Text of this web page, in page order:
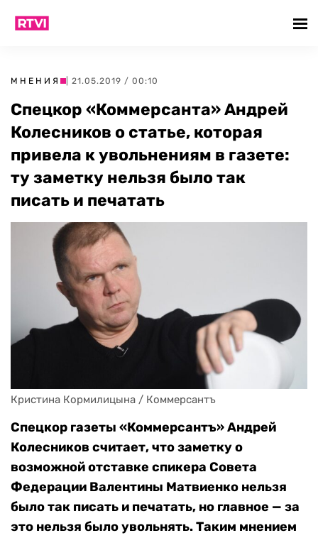
МНЕНИЯ | 21.05.2019 / 00:10
Спецкор «Коммерсанта» Андрей
Колесников о статье, которая
привела к увольнениям в газете:
ту заметку нельзя было так
писать и печатать
Кристина Кормилицына / Коммерсантъ
Спецкор газеты «Коммерсантъ» Андрей
Колесников считает, что заметку о
возможной отставке спикера Совета
Федерации Валентины Матвиенко нельзя
было так писать и печатать, но главное — за
это нельзя было увольнять. Таким мнением